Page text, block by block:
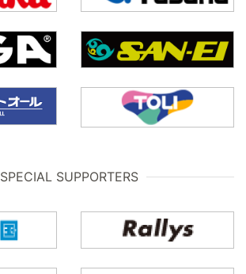
SPECIAL SUPPORTERS